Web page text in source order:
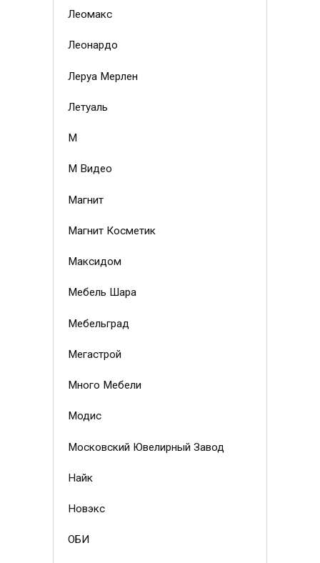
Леомакс
Леонардо
Леруа Мерлен
Летуаль
М
М Видео
Магнит
Магнит Косметик
Максидом
Мебель Шара
Мебельград
Мегастрой
Много Мебели
Модис
Московский Ювелирный Завод
Найк
Новэкс
ОБИ